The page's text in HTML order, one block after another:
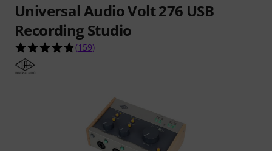
Universal Audio Volt 276 USB
Recording Studio
4.8 von 5 Sternen aus 159 Kundenbewertungen
(159)